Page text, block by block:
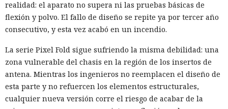
realidad: el aparato no supera ni las pruebas básicas de
flexión y polvo. El fallo de diseño se repite ya por tercer año
consecutivo, y esta vez acabó en un incendio.
La serie Pixel Fold sigue sufriendo la misma debilidad: una
zona vulnerable del chasis en la región de los insertos de
antena. Mientras los ingenieros no reemplacen el diseño de
esta parte y no refuercen los elementos estructurales,
cualquier nueva versión corre el riesgo de acabar de la